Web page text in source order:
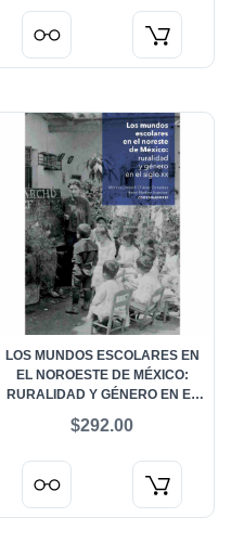
LOS MUNDOS ESCOLARES EN
EL NOROESTE DE MÉXICO:
RURALIDAD Y GÉNERO EN EL
$292.00